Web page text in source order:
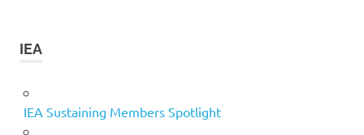
IEA
IEA Sustaining Members Spotlight